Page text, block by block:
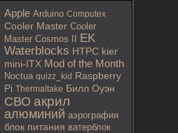
Apple Arduino Computex
Cooler Master Cooler
Master Cosmos II
EK
Waterblocks HTPC kier
mini-ITX Mod of the Month
Noctua quizz_kid Raspberry
Pi Thermaltake Билл Оуэн
СВО акрил
алюминий аэрография
блок питания ватерблок